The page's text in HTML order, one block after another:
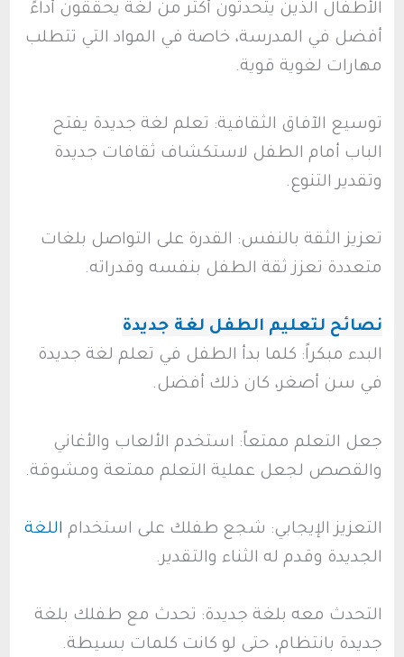
الأطفال الذين يتحدثون أكثر من لغة يحققون أداءً
أفضل في المدرسة، خاصة في المواد التي تتطلب
مهارات لغوية قوية.
توسيع الآفاق الثقافية: تعلم لغة جديدة يفتح
الباب أمام الطفل لاستكشاف ثقافات جديدة
وتقدير التنوع.
تعزيز الثقة بالنفس: القدرة على التواصل بلغات
متعددة تعزز ثقة الطفل بنفسه وقدراته.
نصائح لتعليم الطفل لغة جديدة
البدء مبكراً: كلما بدأ الطفل في تعلم لغة جديدة
في سن أصغر، كان ذلك أفضل.
جعل التعلم ممتعاً: استخدم الألعاب والأغاني
والقصص لجعل عملية التعلم ممتعة ومشوقة.
التعزيز الإيجابي: شجع طفلك على استخدام اللغة
الجديدة وقدم له الثناء والتقدير.
التحدث معه بلغة جديدة: تحدث مع طفلك بلغة
جديدة بانتظام، حتى لو كانت كلمات بسيطة.